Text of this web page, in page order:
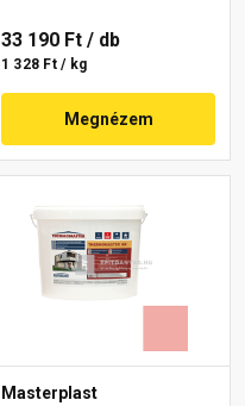
33 190 Ft / db
1 328 Ft / kg
Megnézem
Masterplast